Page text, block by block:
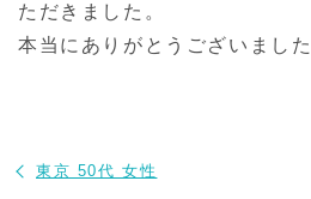
ただきました。
本当にありがとうございました
東京 50代 女性